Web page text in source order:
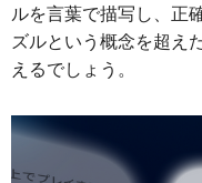
ルを言葉で描写し、正
ズルという概念を超え
えるでしょう。